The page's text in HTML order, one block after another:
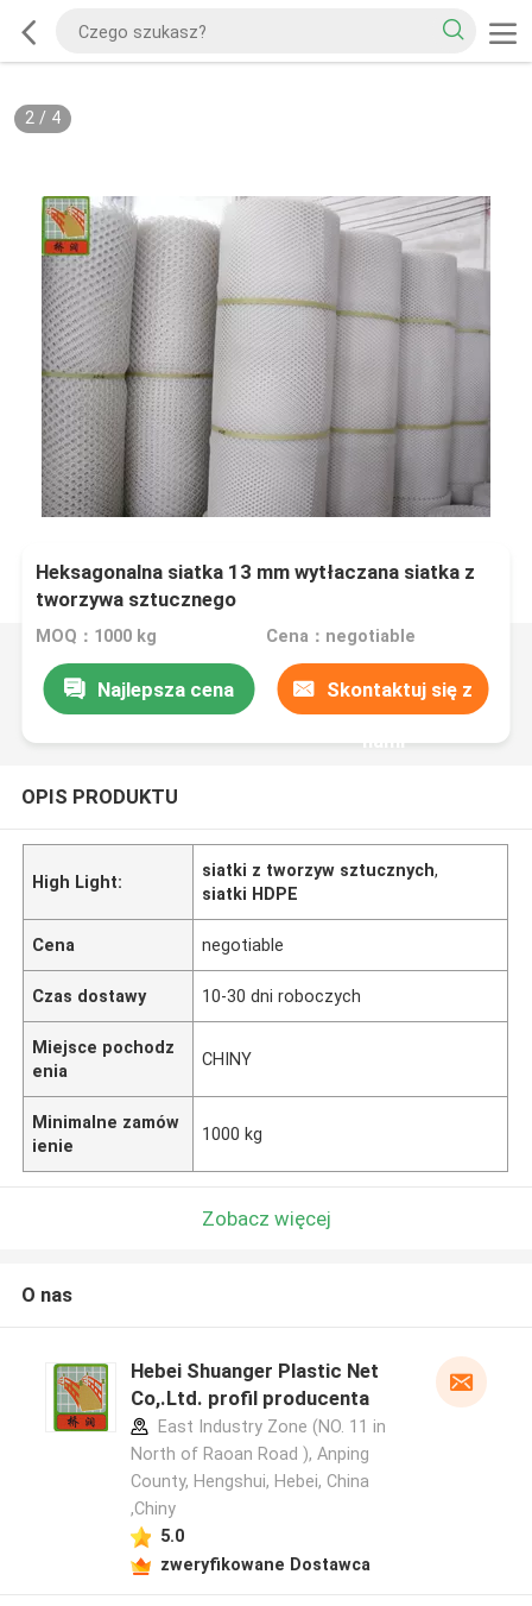
2/ 4
Heksagonalna siatka 13 mm wytłaczana siatka z
tworzywa sztucznego
MOQ：1000 kg Cena：negotiable
Najlepsza cena Skontaktuj się z
nami
OPIS PRODUKTU
High Light:
siatki z tworzyw sztucznych,
siatki HDPE
Cena negotiable
Czas dostawy 10-30 dni roboczych
Miejsce pochodz
enia
CHINY
Minimalne zamów
ienie
1000 kg
Zobacz więcej
O nas
Hebei Shuanger Plastic Net
Co,.Ltd. profil producenta
East Industry Zone (NO. 11 in
North of Raoan Road ), Anping
County, Hengshui, Hebei, China
,Chiny
5.0
zweryfikowane Dostawca